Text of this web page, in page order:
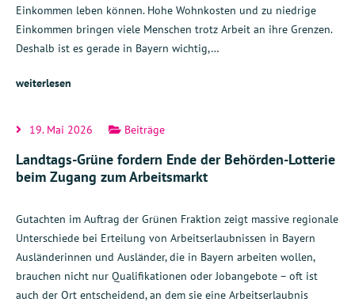
Einkommen leben können. Hohe Wohnkosten und zu niedrige
Einkommen bringen viele Menschen trotz Arbeit an ihre Grenzen.
Deshalb ist es gerade in Bayern wichtig,…
weiterlesen
19. Mai 2026 Beiträge
Landtags-Grüne fordern Ende der Behörden-Lotterie
beim Zugang zum Arbeitsmarkt
Gutachten im Auftrag der Grünen Fraktion zeigt massive regionale
Unterschiede bei Erteilung von Arbeitserlaubnissen in Bayern
Ausländerinnen und Ausländer, die in Bayern arbeiten wollen,
brauchen nicht nur Qualifikationen oder Jobangebote – oft ist
auch der Ort entscheidend, an dem sie eine Arbeitserlaubnis